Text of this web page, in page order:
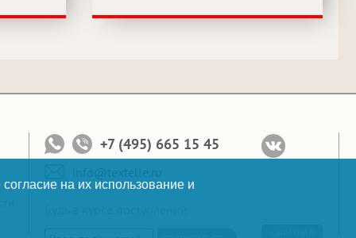
+7 (495) 665 15 45
на их использование и